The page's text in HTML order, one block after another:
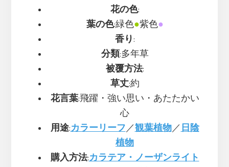
花の色:
葉の色:緑色●紫色●
香り:
分類:多年草
被覆方法:
草丈:約
花言葉:飛躍・強い思い・あたたかい
心
用途:カラーリーフ ／観葉植物 ／ 日陰
植物
購入方法:カラテア・ノーザンライト